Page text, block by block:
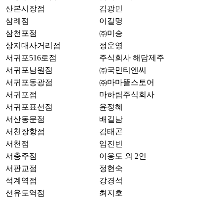
산본시장점
김광민
삼례점
이길명
삼천포점
㈜미승
상지대사거리점
정운영
서귀포516로점
주식회사 해담제주
서귀포남원점
㈜국민티엔씨
서귀포동광점
㈜마마뜰스토어
서귀포점
마하림주식회사
서귀포표선점
윤정혜
서산동문점
배길남
서천장항점
김태곤
서천점
임진빈
서충주점
이응도 외 2인
서판교점
정현숙
석계역점
강경석
선유도역점
최지호